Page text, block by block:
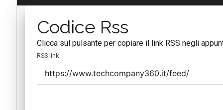
Codice Rss
Clicca sul pulsante per copiare il link RSS negli
RSS link